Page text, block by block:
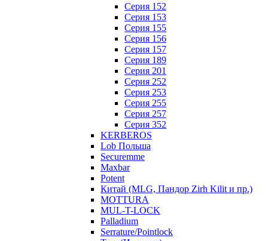
Серия 152
Серия 153
Серия 155
Серия 156
Серия 157
Серия 189
Серия 201
Серия 252
Серия 253
Серия 255
Серия 257
Серия 352
KERBEROS
Lob Польша
Securemme
Maxbar
Potent
Китай (MLG, Пандор Zirh Kilit и пр.)
MOTTURA
MUL-T-LOCK
Palladium
Serrature/Pointlock